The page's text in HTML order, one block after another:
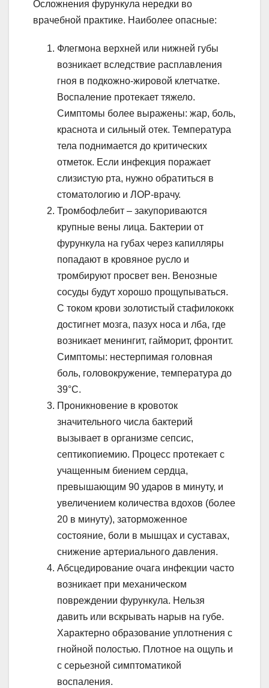
Осложнения фурункула нередки во
врачебной практике. Наиболее опасные:
Флегмона верхней или нижней губы
возникает вследствие расплавления
гноя в подкожно-жировой клетчатке.
Воспаление протекает тяжело.
Симптомы более выражены: жар, боль,
краснота и сильный отек. Температура
тела поднимается до критических
отметок. Если инфекция поражает
слизистую рта, нужно обратиться в
стоматологию и ЛОР-врачу.
Тромбофлебит – закупориваются
крупные вены лица. Бактерии от
фурункула на губах через капилляры
попадают в кровяное русло и
тромбируют просвет вен. Венозные
сосуды будут хорошо прощупываться.
С током крови золотистый стафилококк
достигнет мозга, пазух носа и лба, где
возникает менингит, гайморит, фронтит.
Симптомы: нестерпимая головная
боль, головокружение, температура до
39°С.
Проникновение в кровоток
значительного числа бактерий
вызывает в организме сепсис,
септикопиемию. Процесс протекает с
учащенным биением сердца,
превышающим 90 ударов в минуту, и
увеличением количества вдохов (более
20 в минуту), заторможенное
состояние, боли в мышцах и суставах,
снижение артериального давления.
Абсцедирование очага инфекции часто
возникает при механическом
повреждении фурункула. Нельзя
давить или вскрывать нарыв на губе.
Характерно образование уплотнения с
гнойной полостью. Плотное на ощупь и
с серьезной симптоматикой
воспаления.